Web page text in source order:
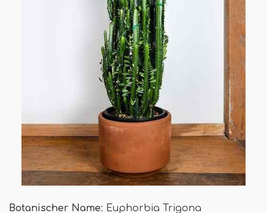
Botanischer Name: Euphorbia Trigona